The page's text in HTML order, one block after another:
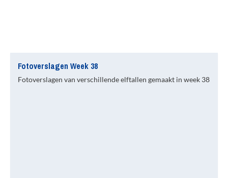
Fotoverslagen Week 38
Fotoverslagen van verschillende elftallen gemaakt in week 38